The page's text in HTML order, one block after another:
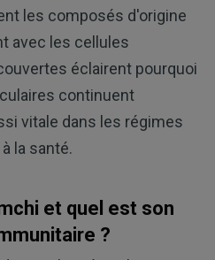
les composés d'origine
avec les cellules
éclairent pourquoi
continuent
vitale dans les régimes
la santé.
et quel est son
?